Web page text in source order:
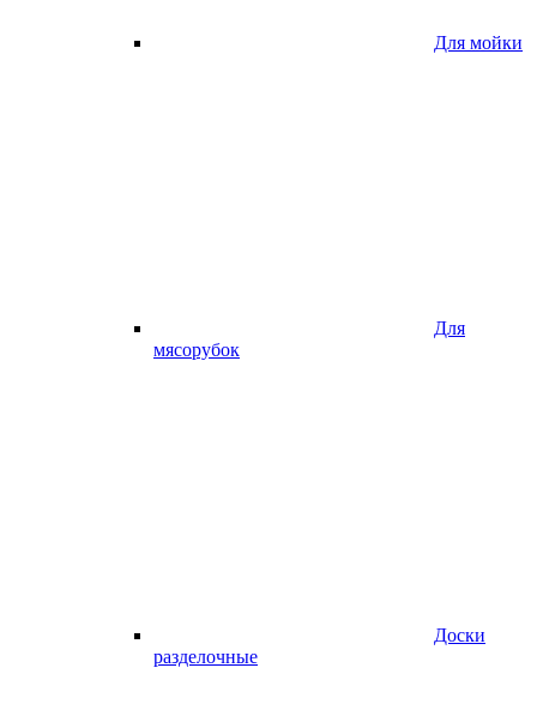
Для мойки
Для
мясорубок
Доски
разделочные